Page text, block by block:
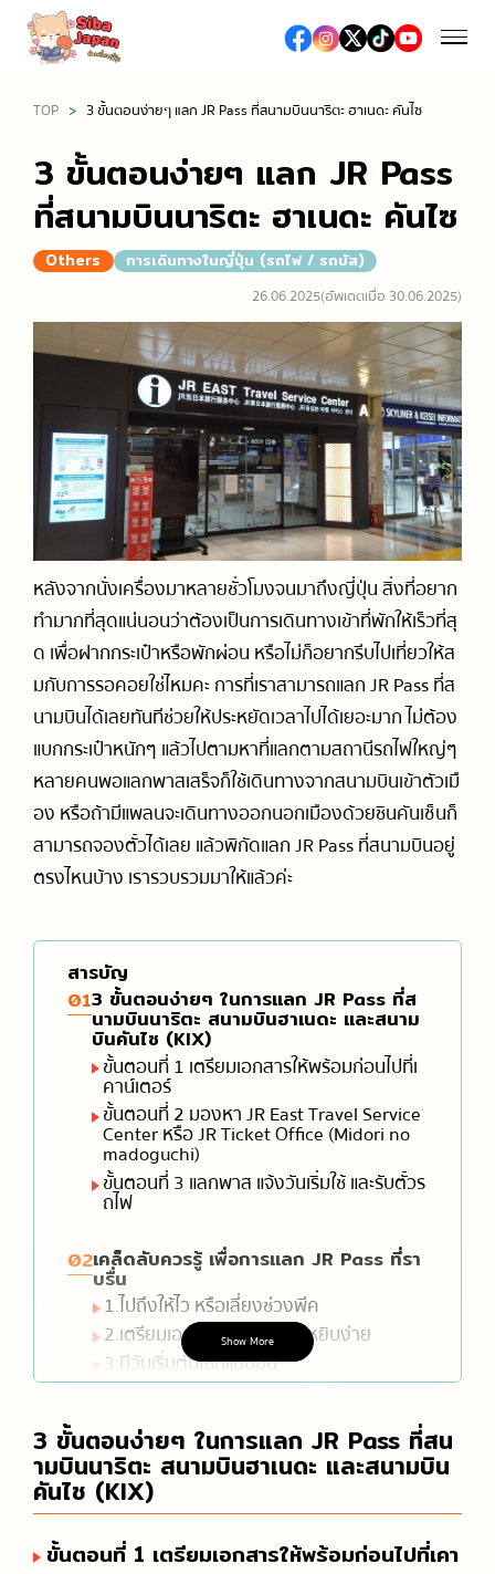
ฤดูใบไม้ผลิ (เทศกาลชมซากุระ / ดื่มมัทฉะ)
ฤดูร้อน (เทศกาลดอกไม้ไฟ / เที่ยวทะเล / งานเทศกาลต่าง
ๆ)
ฤดูหนาว (หิมะ / ออนเซ็น / เทศกาลประดับไฟ)
อาหารและร้านอาหาร
อาหารญี่ปุ่น
ซูชิ / เนื้อย่าง / ราเมง
ร้านอาหารหรู, ร้านอาหารระดับมิชลิน
สตรีทฟู้ด
ห้างสรรพสินค้าเอาท์เล็ต
ห้างสรรพสินค้า
ร้านขายยา / ร้านเครื่องสำอางค์
ร้านขายเครื่องใช้ไฟฟ้าและสินค้าปลอดภาษี
ร้านจำหน่ายการ์ตูนและสินค้าคาแรกเตอร์การ์ตูน
ร้านของฝาก
เที่ยว/ทำกิจกรรม
สถานที่ท่องเที่ยวทางธรรมชาติ
โรงแรม
ออนเซ็น / เรียวกัง
วัด / ศาลเจ้า / สถานที่ทางประวัติศาสตร์
สกี, สโนว์บอร์ด
สวนสนุก
เที่ยวญี่ปุ่นครั้งแรก
การเดินทางในญี่ปุ่น (รถไฟ / รถบัส)
รวมสำนวนภาษาญี่ปุ่นที่ใช้ได้จริง
แนะนำเกี่ยวกับมารยาทและวัฒนธรรม
TOP 3 ขั้นตอนง่ายๆ แลก JR Pass ที่สนามบินนาริตะ ฮาเนดะ คันไซ
3 ขั้นตอนง่ายๆ แลก JR Pass
ที่สนามบินนาริตะ ฮาเนดะ คันไซ
Others การเดินทางในญี่ปุ่น (รถไฟ / รถบัส)
26.06.2025(อัพเดตเมื่อ 30.06.2025)
หลังจากนั่งเครื่องมาหลายชั่วโมงจนมาถึงญี่ปุ่น สิ่งที่อยาก
ทำมากที่สุดแน่นอนว่าต้องเป็นการเดินทางเข้าที่พักให้เร็วที่สุ
ด เพื่อฝากกระเป๋าหรือพักผ่อน หรือไม่ก็อยากรีบไปเที่ยวให้ส
มกับการรอคอยใช่ไหมคะ การที่เราสามารถแลก JR Pass ที่ส
นามบินได้เลยทันทีช่วยให้ประหยัดเวลาไปได้เยอะมาก ไม่ต้อง
แบกกระเป๋าหนักๆ แล้วไปตามหาที่แลกตามสถานีรถไฟใหญ่ๆ
หลายคนพอแลกพาสเสร็จก็ใช้เดินทางจากสนามบินเข้าตัวเมื
อง หรือถ้ามีแพลนจะเดินทางออกนอกเมืองด้วยชินคันเซ็นก็
สามารถจองตั๋วได้เลย แล้วพิกัดแลก JR Pass ที่สนามบินอยู่
ตรงไหนบ้าง เรารวบรวมมาให้แล้วค่ะ
สารบัญ
013 ขั้นตอนง่ายๆ ในการแลก JR Pass ที่ส
นามบินนาริตะ สนามบินฮาเนดะ และสนาม
บินคันไซ (KIX)
ขั้นตอนที่ 1 เตรียมเอกสารให้พร้อมก่อนไปที่เ
คาน์เตอร์
ขั้นตอนที่ 2 มองหา JR East Travel Service
Center หรือ JR Ticket Office (Midori no
madoguchi)
ขั้นตอนที่ 3 แลกพาส แจ้งวันเริ่มใช้ และรับตั๋วร
ถไฟ
02เคล็ดลับควรรู้ เพื่อการแลก JR Pass ที่รา
บรื่น
1.ไปถึงให้ไว หรือเลี่ยงช่วงพีค
2.เตรียมเอกสารให้พร้อมและหยิบง่าย
3.มีวันเริ่มต้นใช้ที่แน่นอน
4.สอบถามเส้นทางหรือจองที่นั่งได้เลย
Show More
3 ขั้นตอนง่ายๆ ในการแลก JR Pass ที่สน
ามบินนาริตะ สนามบินฮาเนดะ และสนามบิน
คันไซ (KIX)
ขั้นตอนที่ 1 เตรียมเอกสารให้พร้อมก่อนไปที่เคา